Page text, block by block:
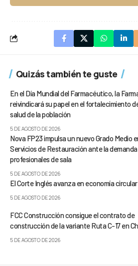
Quizás también te guste
En el Día Mundial del Farmacéutico, la
reivindicará su papel en el fortalecimiento
salud de la población
5 DE AGOSTO DE 2026
Nova FP23 impulsa un nuevo Grado Medio
Servicios de Restauración ante la
profesionales de sala
5 DE AGOSTO DE 2026
El Corte Inglés avanza en economía circular
5 DE AGOSTO DE 2026
FCC Construcción consigue el contrato de
construcción de la variante Ruta C-17 en
5 DE AGOSTO DE 2026